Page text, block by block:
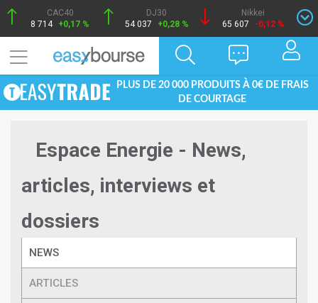
CAC40
8 714 +0,17 %
DJ30
54 037
+0,28 %
Nikkei
65 607
-0,12 %
PLUS DE 20 000 PRODUITS À 0€ DE FRAIS
DE COURTAGE
Espace Energie - News,
articles, interviews et
dossiers
NEWS
ARTICLES